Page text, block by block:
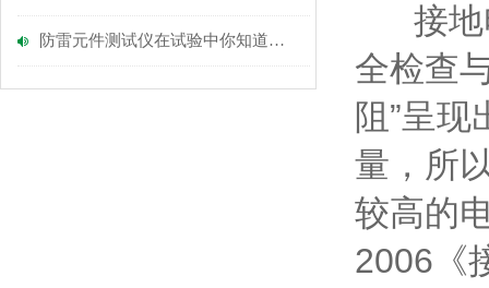
防雷元件测试仪在试验中你知道注意事项吗
接地
全检查
阻”呈
量，所
较高的
2006《